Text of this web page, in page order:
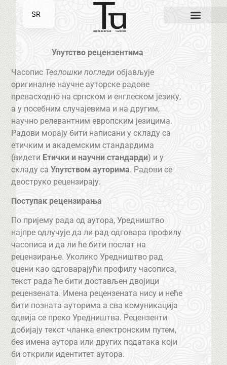
Упутство рецензентима
Часопис Теолошки погледи објављује
оригиналне научне ауторске радове
превасходно на српском и енглеском језику,
а у посебним случајевима и на другим,
научно релевантним европским језицима.
Радови морају бити написани у складу са
етичким и академским стандардима
(видети Етички и научни стандарди) и у
складу саУпутством ауторима. Радови се
двоструко рецензирају.
Поступак рецензирања
По пријему рада од аутора, Уредништво
најпре одлучује да ли рад одговара профилу
часописа и да ли ће бити послат на
рецензирање. Уколико Уредништво рад
оцени као одговарајући профилу часописа,
текст рада ће бити достављен двојици
рецензената. Имена рецензената нису и неће
бити позната ауторима а сва комуникација
одвија се преко Уредништва. Рецензенти
добијају текст чланка електронским путем,
без имена аутора или других података који
би открили идентитет аутора.
SR
EN